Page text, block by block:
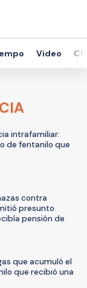
Video
intrafamiliar:
de fentanilo que
contra
presunto
pensión de
que acumuló el
que recibió una